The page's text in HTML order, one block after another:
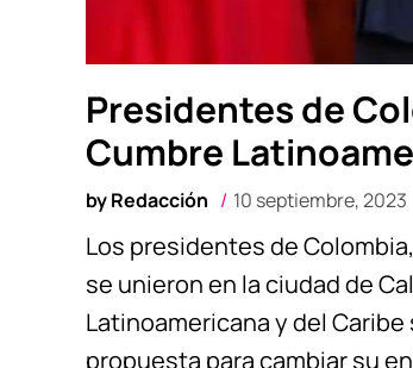
Presidentes de
Cumbre
byRedacción 10 septiembre, 2023
Los presidentes de
se unieron en la ciudad de
Latinoamericana y del
propuesta para cambiar su